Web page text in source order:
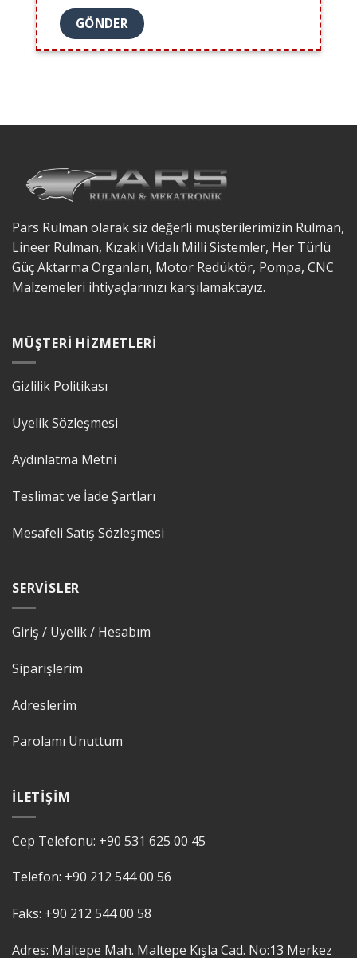
Pars Rulman olarak siz değerli müşterilerimizin Rulman,
Lineer Rulman, Kızaklı Vidalı Milli Sistemler, Her Türlü
Güç Aktarma Organları, Motor Redüktör, Pompa, CNC
Malzemeleri ihtiyaçlarınızı karşılamaktayız.
MÜŞTERI HIZMETLERI
Gizlilik Politikası
Üyelik Sözleşmesi
Aydınlatma Metni
Teslimat ve İade Şartları
Mesafeli Satış Sözleşmesi
SERVISLER
Giriş / Üyelik / Hesabım
Siparişlerim
Adreslerim
Parolamı Unuttum
İLETIŞIM
Cep Telefonu: +90 531 625 00 45
Telefon: +90 212 544 00 56
Faks: +90 212 544 00 58
Adres: Maltepe Mah. Maltepe Kışla Cad. No:13 Merkez